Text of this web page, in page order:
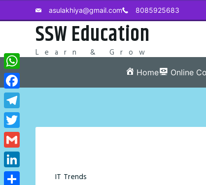
to
asulakhiya@gmail.com 8085925683
SSW Education
Learn & Grow
Home Online
IT Trends
WhatsApp
Facebook
Telegram
Twitter
Gmail
LinkedIn